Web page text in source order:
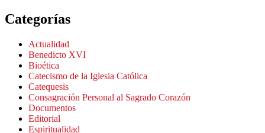
Categorías
Actualidad
Benedicto XVI
Bioética
Catecismo de la Iglesia Católica
Catequesis
Consagración Personal al Sagrado Corazón
Documentos
Editorial
Espiritualidad